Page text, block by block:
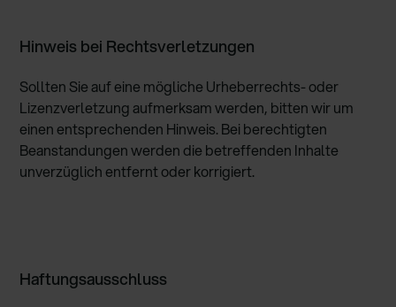
Hinweis bei Rechtsverletzungen
Sollten Sie auf eine mögliche Urheberrechts- oder
Lizenzverletzung aufmerksam werden, bitten wir um
einen entsprechenden Hinweis. Bei berechtigten
Beanstandungen werden die betreffenden Inhalte
unverzüglich entfernt oder korrigiert.
Haftungsausschluss